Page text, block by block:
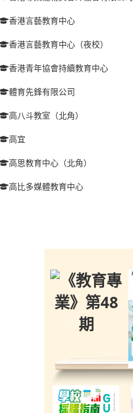
香港言藝教育中心
香港言藝教育中心（夜校）
香港青年協會持續教育中心
體育先鋒有限公司
高八斗教室（北角）
高宜
高思教育中心（北角）
高比多媒體教育中心